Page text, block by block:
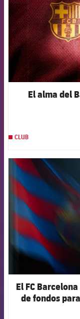
El alma del
CLUB
El FC
de fondos